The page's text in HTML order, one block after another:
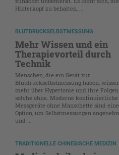
Hinterkopf zu behalten, ...
BLUTDRUCKSELBSTMESSUNG
Mehr Wissen und ein
Therapievorteil durch
Technik
Menschen, die ein Gerät zur
Blutdruckselbstmessung haben,
mehr über Hypertonie und ihre
solche ohne. Moderne kontinuierliche
Messgeräte ohne Manschette sind eine
Option, um Selbstmessungen
und ...
TRADITIONELLE CHINESISCHE MEDIZIN